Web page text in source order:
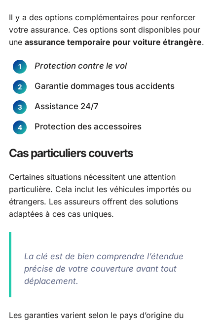
Il y a des options complémentaires pour renforcer
votre assurance. Ces options sont disponibles pour
une assurance temporaire pour voiture étrangère.
Protection contre le vol
Garantie dommages tous accidents
Assistance 24/7
Protection des accessoires
Cas particuliers couverts
Certaines situations nécessitent une attention
particulière. Cela inclut les véhicules importés ou
étrangers. Les assureurs offrent des solutions
adaptées à ces cas uniques.
La clé est de bien comprendre l’étendue
précise de votre couverture avant tout
déplacement.
Les garanties varient selon le pays d’origine du